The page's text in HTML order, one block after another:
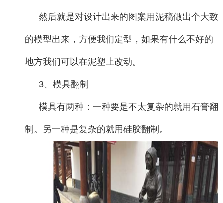
然后就是对设计出来的图案用泥稿做出个大致
的模型出来，方便我们定型，如果有什么不好的
地方我们可以在泥塑上改动。
3、模具翻制
模具有两种：一种要是不太复杂的就用石膏翻
制。另一种是复杂的就用硅胶翻制。